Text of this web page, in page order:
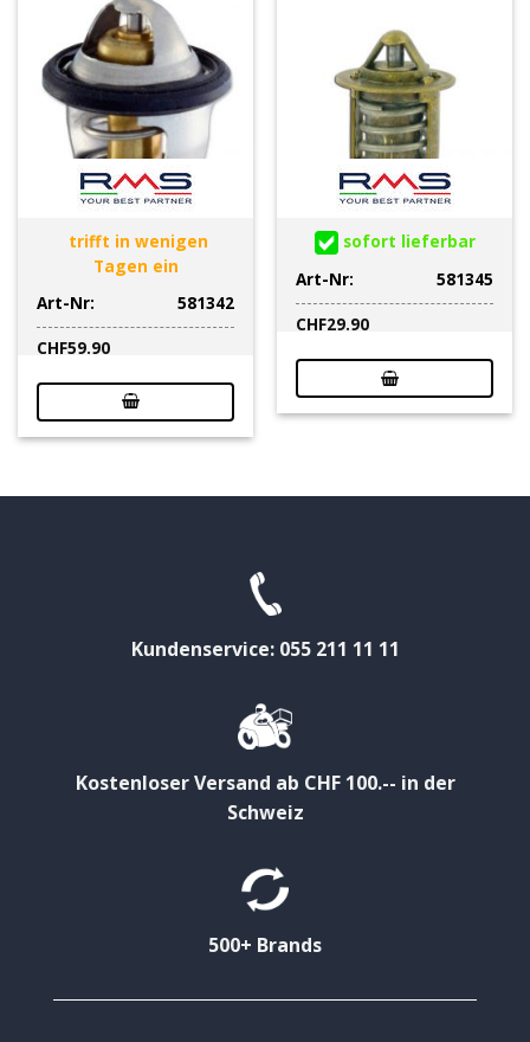
trifft in wenigen
Tagen ein
Art-Nr:
581342
CHF59.90
sofort lieferbar
Art-Nr:
581345
CHF29.90
Kundenservice: 055 211 11 11
Kostenloser Versand ab CHF 100.-- in der
Schweiz
500+ Brands